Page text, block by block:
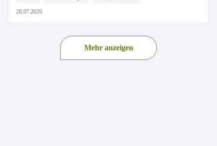
28.07.2026
Mehr anzeigen